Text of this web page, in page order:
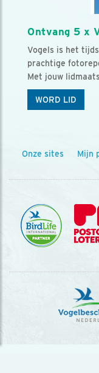
Ontvang 5 x
Vogels is het
prachtige
Met jouw
WORD LID
Onze sites Mijn